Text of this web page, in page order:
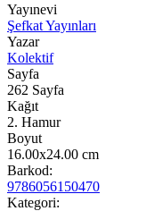
Yayınevi
Şefkat Yayınları
Yazar
Kolektif
Sayfa
262 Sayfa
Kağıt
2. Hamur
Boyut
16.00x24.00 cm
Barkod:
9786056150470
Kategori: